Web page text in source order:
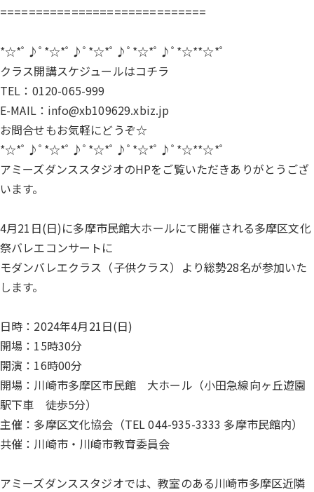
=============================
*☆*ﾟ♪ﾟ*☆*ﾟ♪ﾟ*☆*ﾟ♪ﾟ*☆*ﾟ♪ﾟ*☆**☆*ﾟ
クラス開講スケジュールはコチラ
TEL：0120-065-999
E-MAIL：info@xb109629.xbiz.jp
お問合せもお気軽にどうぞ☆
*☆*ﾟ♪ﾟ*☆*ﾟ♪ﾟ*☆*ﾟ♪ﾟ*☆*ﾟ♪ﾟ*☆**☆*ﾟ
アミーズダンススタジオのHPをご覧いただきありがとうござ
います。
4月21日(日)に多摩市民館大ホールにて開催される多摩区文化
祭バレエコンサートに
モダンバレエクラス（子供クラス）より総勢28名が参加いた
します。
日時：2024年4月21日(日)
開場：15時30分
開演：16時00分
開場：川崎市多摩区市民館 大ホール（小田急線向ヶ丘遊園
駅下車 徒歩5分）
主催：多摩区文化協会（TEL 044-935-3333 多摩市民館内）
共催：川崎市・川崎市教育委員会
アミーズダンススタジオでは、教室のある川崎市多摩区近隣